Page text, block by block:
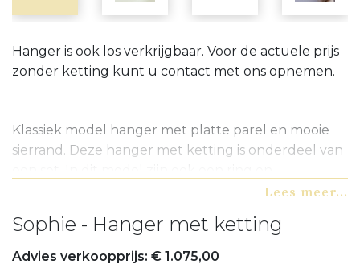
Klassiek model hanger met platte parel en mooie
sierrand. Deze hanger met ketting is onderdeel van
oorknoppen verkrijgbaar en kunt u vinden op de
juwelier of neem contact met ons op.
Bijpassend ring bekijken
Lees meer...
Sophie - Hanger met ketting
Advies verkoopprijs: € 1.075,00
Hanger is ook los verkrijgbaar. Voor de actuele prijs
zonder ketting kunt u contact met ons opnemen.